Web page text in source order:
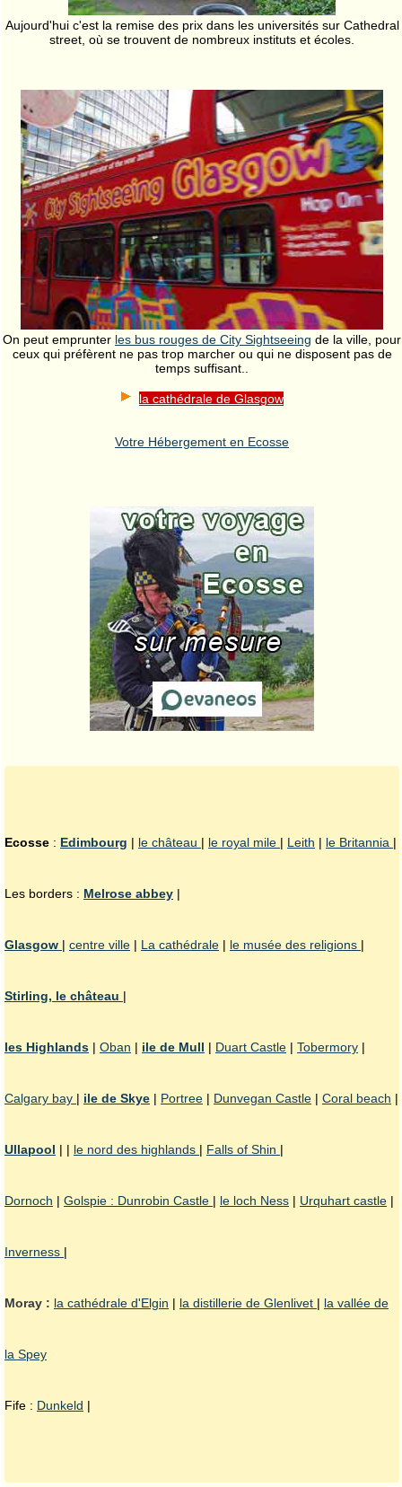
Aujourd'hui c'est la remise des prix dans les universités sur Cathedral
street, où se trouvent de nombreux instituts et écoles.
On peut emprunter les bus rouges de City Sightseeing de la ville, pour
ceux qui préfèrent ne pas trop marcher ou qui ne disposent pas de
temps suffisant..
la cathédrale de Glasgow
Votre Hébergement en Ecosse
Ecosse : Edimbourg | le château | le royal mile | Leith | le Britannia |
Les borders : Melrose abbey |
Glasgow | centre ville | La cathédrale | le musée des religions |
Stirling, le château |
les Highlands | Oban | ile de Mull | Duart Castle | Tobermory |
Calgary bay | ile de Skye | Portree | Dunvegan Castle | Coral beach |
Ullapool | | le nord des highlands | Falls of Shin |
Dornoch | Golspie : Dunrobin Castle | le loch Ness | Urquhart castle |
Inverness |
Moray : la cathédrale d'Elgin | la distillerie de Glenlivet | la vallée de
la Spey
Fife : Dunkeld |